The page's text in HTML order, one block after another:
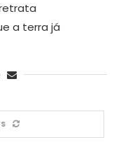
a terra já